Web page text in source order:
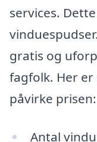
services.
gratis og
fagfolk. Her
påvirke prisen:
Antal